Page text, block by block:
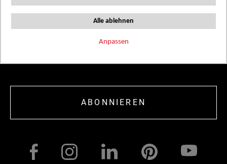
Alle ablehnen
Anpassen
Melden Sie sich an, um interessante Neuigkeiten und
Updates zu neuen Produkten, Tools und Inspirationen in
ABONNIEREN